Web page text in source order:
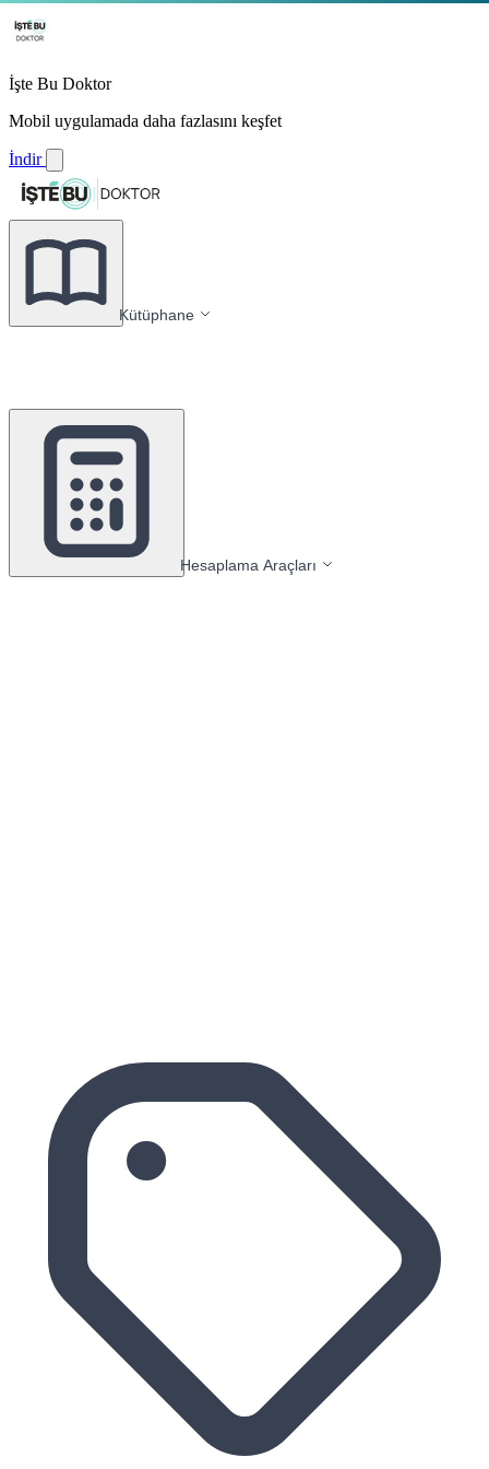
İşte Bu Doktor
Mobil uygulamada daha fazlasını keşfet
İndir
Kütüphane
Hesaplama Araçları